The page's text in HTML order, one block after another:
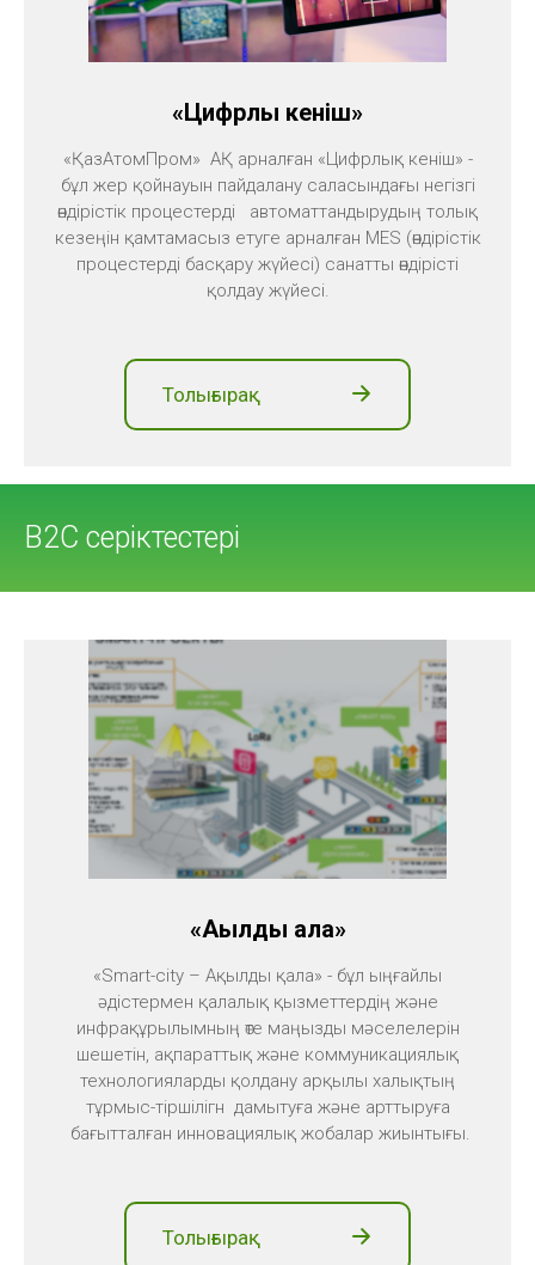
«Цифрлық кеніш»
«ҚазАтомПром» АҚ арналған «Цифрлық кеніш» -
бұл жер қойнауын пайдалану саласындағы негізгі
өндірістік процестерді автоматтандырудың толық
кезеңін қамтамасыз етуге арналған MES (өндірістік
процестерді басқару жүйесі) санатты өндірісті
қолдау жүйесі.
Толығырақ
B2C серіктестері
«Ақылды қала»
«Smart-city – Ақылды қала» - бұл ыңғайлы
әдістермен қалалық қызметтердің және
инфрақұрылымның өте маңызды мәселелерін
шешетін, ақпараттық және коммуникациялық
технологияларды қолдану арқылы халықтың
тұрмыс-тіршілігн дамытуға және арттыруға
бағытталған инновациялық жобалар жиынтығы.
Толығырақ